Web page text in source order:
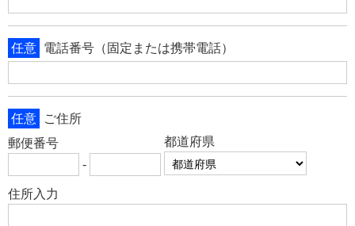
電話番号（固定または携帯電話）
任意
ご住所
任意
郵便番号
-
都道府県
住所入力